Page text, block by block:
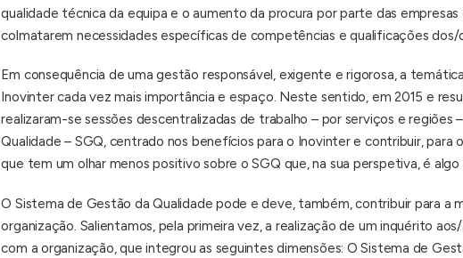
qualidade técnica da equipa e o aumento da procura por parte das
colmatarem necessidades específicas de competências e qualificações dos/
Em consequência de uma gestão responsável, exigente e rigorosa, a
Inovinter cada vez mais importância e espaço. Neste sentido, em 2015 e
realizaram-se sessões descentralizadas de trabalho – por serviços e
Qualidade – SGQ, centrado nos benefícios para o Inovinter e contribuir,
que tem um olhar menos positivo sobre o SGQ que, na sua perspetiva, é
O Sistema de Gestão da Qualidade pode e deve, também, contribuir para a
organização. Salientamos, pela primeira vez, a realização de um inquérito
com a organização, que integrou as seguintes dimensões: O Sistema de